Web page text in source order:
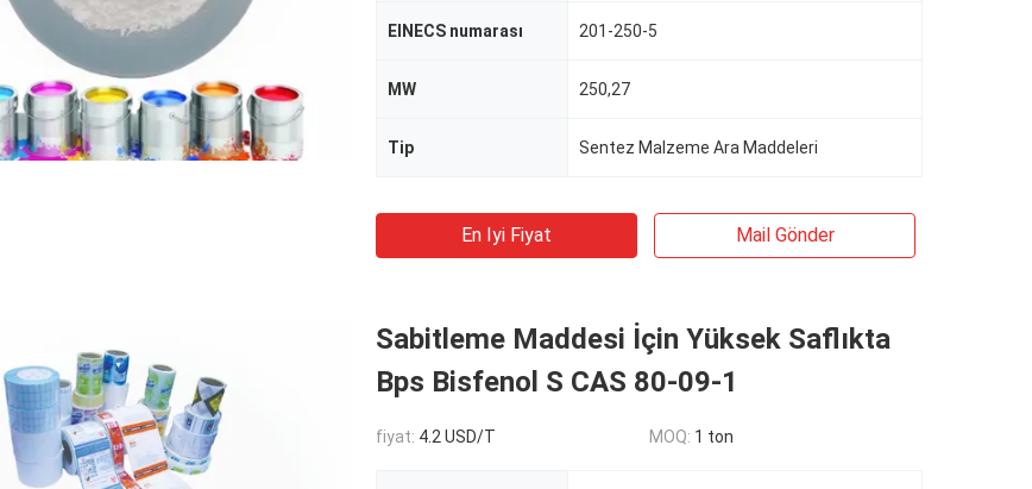
EINECS numarası 201-250-5
MW 250,27
Tip Sentez Malzeme Ara Maddeleri
En Iyi Fiyat Mail Gönder
Sabitleme Maddesi İçin Yüksek Saflıkta
Bps Bisfenol S CAS 80-09-1
fiyat: 4.2 USD/T MOQ: 1 ton